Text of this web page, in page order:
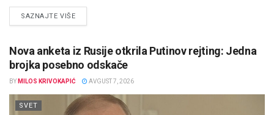
SAZNAJTE VIŠEDETAILS
Nova anketa iz Rusije otkrila Putinov rejting: Jedna
brojka posebno odskače
BY MILOS KRIVOKAPIĆ AVGUST 7, 2026
SVET